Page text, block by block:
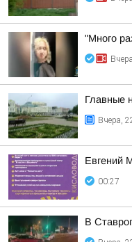
"Много
Главные
Вчера,
Евгений
00:27
В